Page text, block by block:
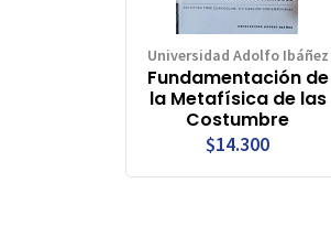
Universidad Adolfo Ibáñez
Fundamentación de
la Metafísica de las
Costumbre
$14.300